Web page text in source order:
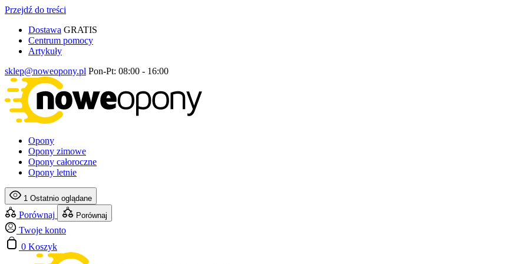
Przejdź do treści
Dostawa GRATIS
Centrum pomocy
Artykuły
sklep@noweopony.pl Pon-Pt: 08:00 - 16:00
Opony
Opony zimowe
Opony całoroczne
Opony letnie
1 Ostatnio oglądane
Porównaj Porównaj
Twoje konto
0 Koszyk